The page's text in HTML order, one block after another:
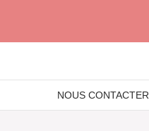
NOUS CONTACTER